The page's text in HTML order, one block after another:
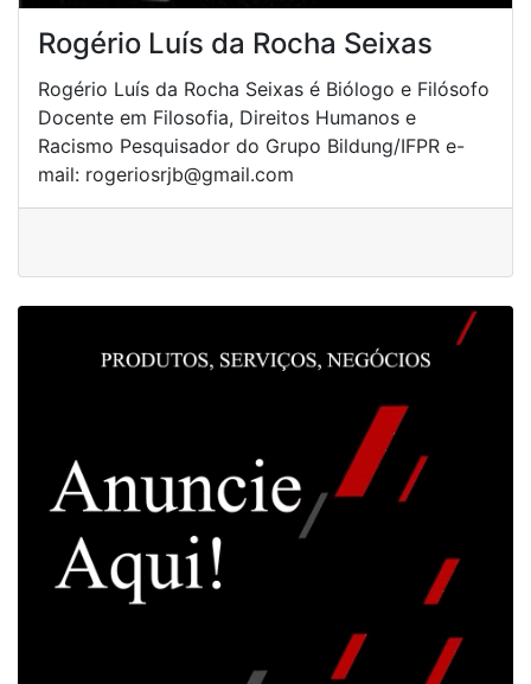
Rogério Luís da Rocha Seixas
Rogério Luís da Rocha Seixas é Biólogo e Filósofo
Docente em Filosofia, Direitos Humanos e
Racismo Pesquisador do Grupo Bildung/IFPR e-
mail: rogeriosrjb@gmail.com